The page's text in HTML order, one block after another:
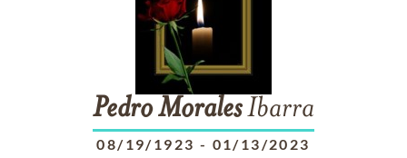
PedroMoralesIbarra
08/19/1923 - 01/13/2023